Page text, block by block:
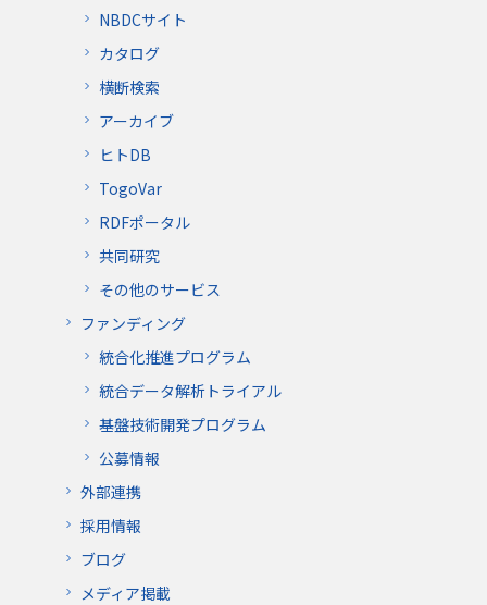
NBDCサイト
カタログ
横断検索
アーカイブ
ヒトDB
TogoVar
RDFポータル
共同研究
その他のサービス
ファンディング
統合化推進プログラム
統合データ解析トライアル
基盤技術開発プログラム
公募情報
外部連携
採用情報
ブログ
メディア掲載